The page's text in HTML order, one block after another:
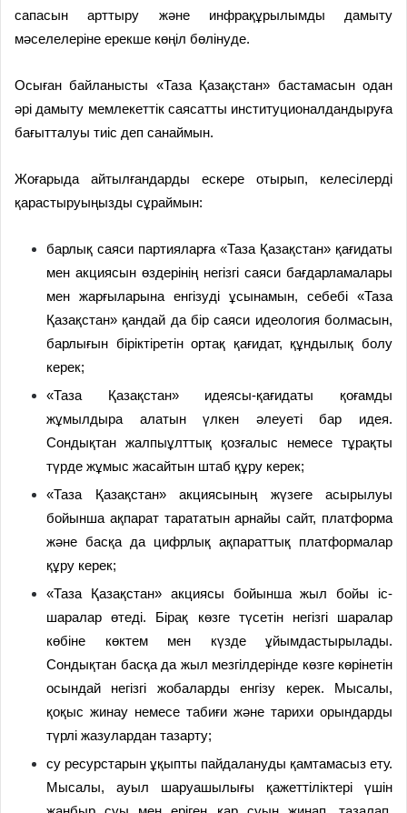
сапасын арттыру және инфрақұрылымды дамыту
мәселелеріне ерекше көңіл бөлінуде.
Осыған байланысты «Таза Қазақстан» бастамасын одан
әрі дамыту мемлекеттік саясатты институционалдандыруға
бағытталуы тиіс деп санаймын.
Жоғарыда айтылғандарды ескере отырып, келесілерді
қарастыруыңызды сұраймын:
барлық саяси партияларға «Таза Қазақстан» қағидаты
мен акциясын өздерінің негізгі саяси бағдарламалары
мен жарғыларына енгізуді ұсынамын, себебі «Таза
Қазақстан» қандай да бір саяси идеология болмасын,
барлығын біріктіретін ортақ қағидат, құндылық болу
керек;
«Таза Қазақстан» идеясы-қағидаты қоғамды
жұмылдыра алатын үлкен әлеуеті бар идея.
Сондықтан жалпыұлттық қозғалыс немесе тұрақты
түрде жұмыс жасайтын штаб құру керек;
«Таза Қазақстан» акциясының жүзеге асырылуы
бойынша ақпарат тарататын арнайы сайт, платформа
және басқа да цифрлық ақпараттық платформалар
құру керек;
«Таза Қазақстан» акциясы бойынша жыл бойы іс-
шаралар өтеді. Бірақ көзге түсетін негізгі шаралар
көбіне көктем мен күзде ұйымдастырылады.
Сондықтан басқа да жыл мезгілдерінде көзге көрінетін
осындай негізгі жобаларды енгізу керек. Мысалы,
қоқыс жинау немесе табиғи және тарихи орындарды
түрлі жазулардан тазарту;
су ресурстарын ұқыпты пайдалануды қамтамасыз ету.
Мысалы, ауыл шаруашылығы қажеттіліктері үшін